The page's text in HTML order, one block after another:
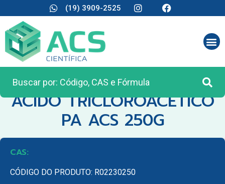
(19) 3909-2525
CATEGORIA:REAGENTES ANALÍTICOS
ACIDO TRICLOROACETICO
PA ACS 250G
CAS:
CÓDIGO DO PRODUTO: R02230250